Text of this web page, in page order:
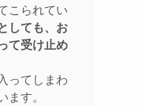
こられてい
しても、お
て受け止め
ってしまわ
ます。